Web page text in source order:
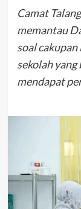
Camat
memantau
soal
sekolah
mendapat